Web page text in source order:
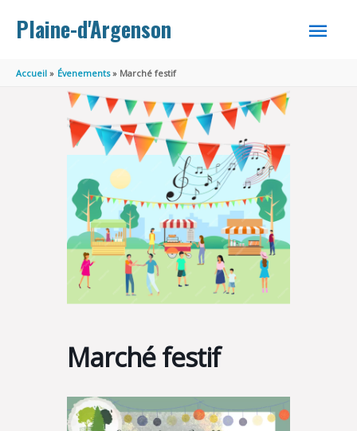
Plaine-d'Argenson
MENU
Accueil Évenements Marché festif
Marché festif